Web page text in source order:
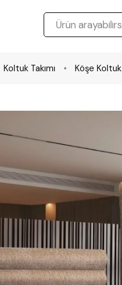
Koltuk Takımı Köşe Koltuk